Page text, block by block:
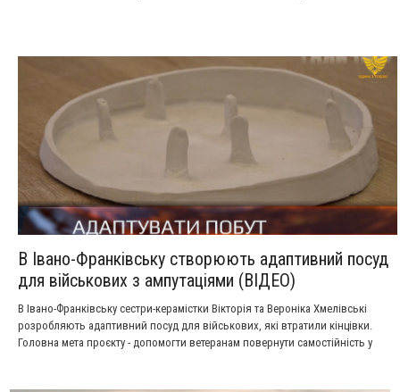
В Івано-Франківську створюють адаптивний посуд
для військових з ампутаціями (ВІДЕО)
В Івано-Франківську сестри-керамістки Вікторія та Вероніка Хмелівські
розробляють адаптивний посуд для військових, які втратили кінцівки.
Головна мета проєкту - допомогти ветеранам повернути самостійність у